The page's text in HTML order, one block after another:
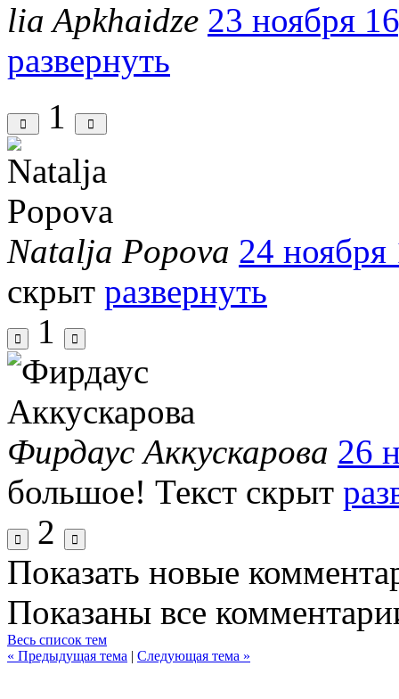
lia Apkhaidze 23 ноября
развернуть
1
Natalja Popova 24 ноября
скрыт развернуть
1
Фирдаус Аккускарова 26
большое! Текст скрыт
2
Показать новые
Показаны все
Весь список тем
« Предыдущая тема | Следующая тема »